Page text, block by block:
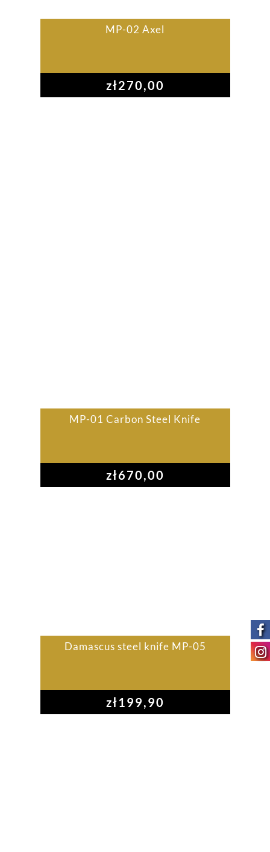
MP-02 Axel
zł270,00
MP-01 Carbon Steel Knife
zł670,00
Damascus steel knife MP-05
zł199,90